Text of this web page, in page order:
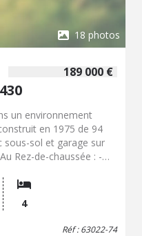
18 photos
189 000 €
un environnement
en 1975 de 94
sous-sol et garage sur
Rez-de-chaussée : -
-Un Garage avec
sol, vous trouverez
étage : -4 belles
salle d'eau Points
4
Réf : 63022-74